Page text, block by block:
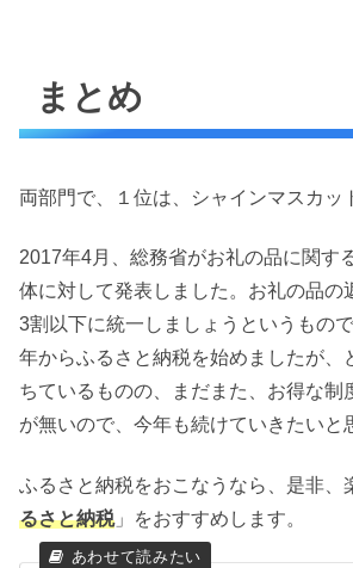
まとめ
両部門で、１位は、シャインマスカッ
2017年4月、総務省がお礼の品に関す
体に対して発表しました。お礼の品の
3割以下に統一しましょうというもの
年からふるさと納税を始めましたが、
ちているものの、まだまた、お得な制
が無いので、今年も続けていきたいと
ふるさと納税をおこなうなら、是非、
るさと納税」をおすすめします。